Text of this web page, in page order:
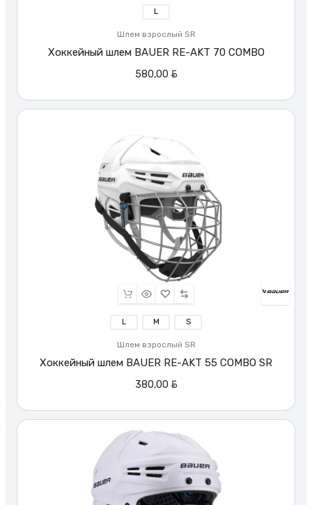
L
Шлем взрослый SR
Хоккейный шлем BAUER RE-AKT 70 COMBO
580,00 BYN
L M S
Шлем взрослый SR
Хоккейный шлем BAUER RE-AKT 55 COMBO SR
380,00 BYN